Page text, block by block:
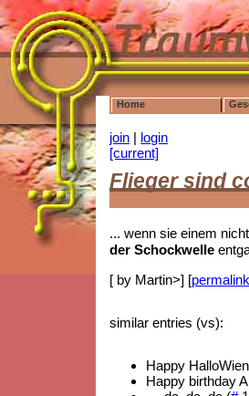
Home
join | login
[current]
Flieger sind
... wenn sie einem
der Schockwelle
[ by Martin>] [
similar entries (vs):
Happy
Happy birthday